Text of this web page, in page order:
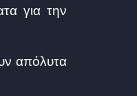
για την
απόλυτα